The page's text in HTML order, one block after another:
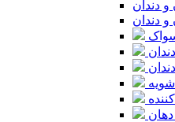
دندان
دندان